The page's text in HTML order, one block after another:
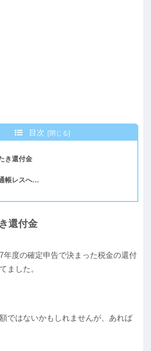
目次
き還付金
帳レスへ…
還付金
年度の確定申告で決まった税金の還付
ました。
ではないかもしれませんが、あれば